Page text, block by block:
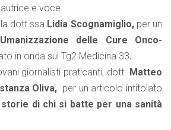
e voce.
dott.ssa Lidia Scognamiglio, per un
Umanizzazione delle Cure Onco-
in onda sul Tg2 Medicina 33.
giornalisti praticanti, dott. Matteo
Oliva, per un articolo intitolato
di chi si batte per una sanità